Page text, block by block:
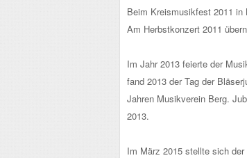
Beim Kreismusikfest 2011 in
Am Herbstkonzert 2011
Im Jahr 2013 feierte der
fand 2013 der Tag der
Jahren Musikverein Berg.
2013.
Im März 2015 stellte sich